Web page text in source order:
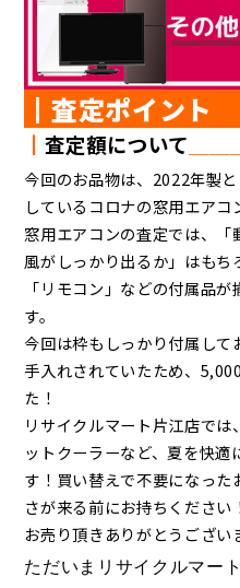
┃査定ポ
┃査定額について
今回のお品物は、2022年製
しているコロナの窓用エアコ
窓用エアコンの査定では、
風がしっかり出るか」はも
「リモコン」などの付属品
す。
今回は枠もしっかり付属して
手入れされていたため、
た！
リサイクルマート片江店で
ットクーラーなど、夏を快
す！買い替えで不要になっ
さが来る前にお持ちください
お売り頂きありがとうござい
ただいまリサイクルマート